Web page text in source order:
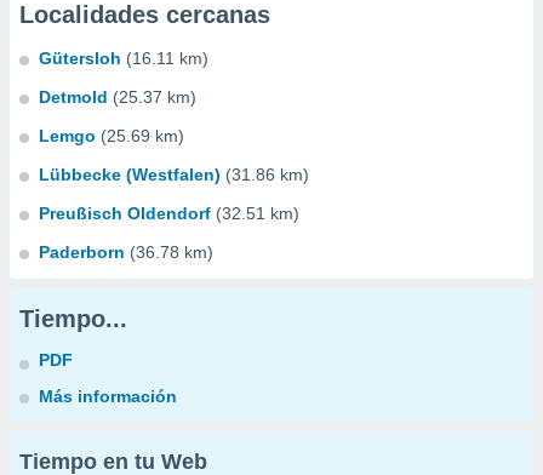
Localidades cercanas
Gütersloh (16.11 km)
Detmold (25.37 km)
Lemgo (25.69 km)
Lübbecke (Westfalen) (31.86 km)
Preußisch Oldendorf (32.51 km)
Paderborn (36.78 km)
Tiempo...
PDF
Más información
Tiempo en tu Web